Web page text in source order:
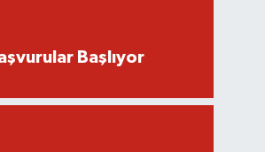
Başlıyor